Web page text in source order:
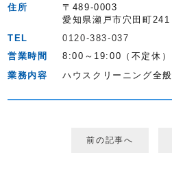
住所
〒489-0003
愛知県瀬戸市穴田町241
TEL
0120-383-037
営業時間
8:00～19:00（不定休）
業務内容
ハウスクリーニング全般
前の記事へ